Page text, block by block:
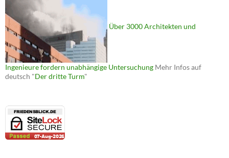
Über 3000 Architekten und
Ingenieure fordern unabhängige Untersuchung Mehr Infos auf
deutsch "Der dritte Turm"